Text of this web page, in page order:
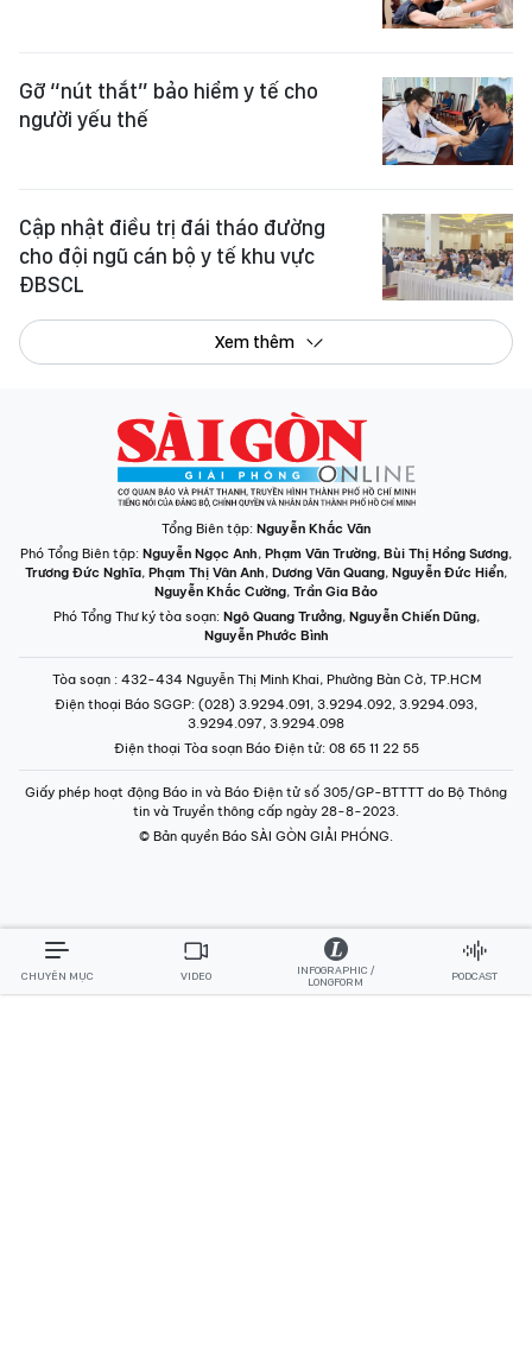
Gỡ “nút thắt” bảo hiểm y tế cho
người yếu thế
Cập nhật điều trị đái tháo đường
cho đội ngũ cán bộ y tế khu vực
ĐBSCL
Xem thêm
Tổng Biên tập: Nguyễn Khắc Văn
Phó Tổng Biên tập: Nguyễn Ngọc Anh, Phạm Văn Trường, Bùi Thị Hồng Sương,
Trương Đức Nghĩa, Phạm Thị Vân Anh, Dương Văn Quang, Nguyễn Đức Hiển,
Nguyễn Khắc Cường, Trần Gia Bảo
Phó Tổng Thư ký tòa soạn: Ngô Quang Trưởng, Nguyễn Chiến Dũng,
Nguyễn Phước Bình
Tòa soạn : 432-434 Nguyễn Thị Minh Khai, Phường Bàn Cờ, TP.HCM
Điện thoại Báo SGGP: (028) 3.9294.091, 3.9294.092, 3.9294.093,
3.9294.097, 3.9294.098
Điện thoại Tòa soạn Báo Điện tử: 08 65 11 22 55
Giấy phép hoạt động Báo in và Báo Điện tử số 305/GP-BTTTT do Bộ Thông
tin và Truyền thông cấp ngày 28-8-2023.
© Bản quyền Báo SÀI GÒN GIẢI PHÓNG.
CHUYÊN MỤC VIDEO
INFOGRAPHIC /
LONGFORM
PODCAST